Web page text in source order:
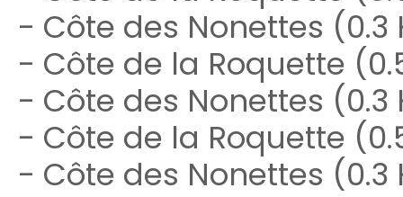
- Côte des Nonettes (0.3
- Côte de la Roquette
- Côte des Nonettes (0.3
- Côte de la Roquette
- Côte des Nonettes (0.3